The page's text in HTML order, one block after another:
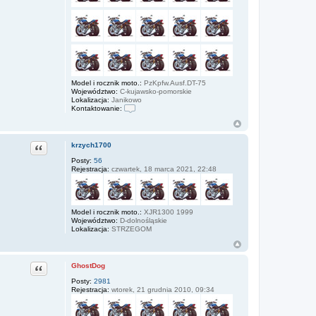
Model i rocznik moto.: PzKpfw.Ausf.DT-75
Województwo: C-kujawsko-pomorskie
Lokalizacja: Janikowo
Kontaktowanie:
o
k
t
i
ę
z
z
a
w
krzych1700
Posty: 56
Rejestracja: czwartek, 18 marca 2021, 22:48
Model i rocznik moto.: XJR1300 1999
Województwo: D-dolnośląskie
Lokalizacja: STRZEGOM
Cytuj
GhostDog
Posty: 2981
Rejestracja: wtorek, 21 grudnia 2010, 09:34
Cytuj